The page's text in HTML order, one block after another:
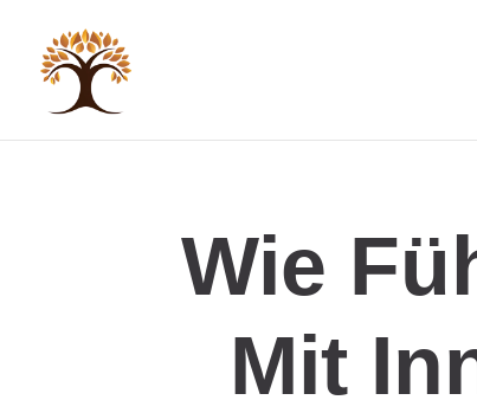
Wie
Mit